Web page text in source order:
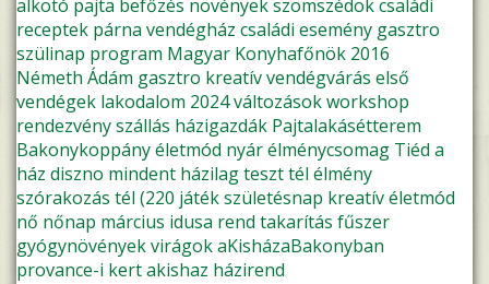
alkotó pajta befőzés növényekszomszédokcsaládi
receptek párna vendégház családi esemény gasztro
szülinap program Magyar Konyhafőnök 2016
Németh Ádám gasztro kreatívvendégvárás első
vendégek lakodalom 2024változásokworkshop
rendezvényszállás házigazdák Pajtalakásétterem
Bakonykoppányéletmód nyárélménycsomag Tiéd a
ház diszno mindent házilagteszttél élmény
szórakozás tél (220 játékszületésnap kreatív életmód
nő nőnap március idusa rend takarítás fűszer
gyógynövényekvirágokaKisházaBakonyban
provance-i kertakishaz házirend